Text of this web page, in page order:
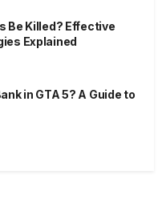
Be Killed? Effective
Explained
in GTA 5? A Guide to